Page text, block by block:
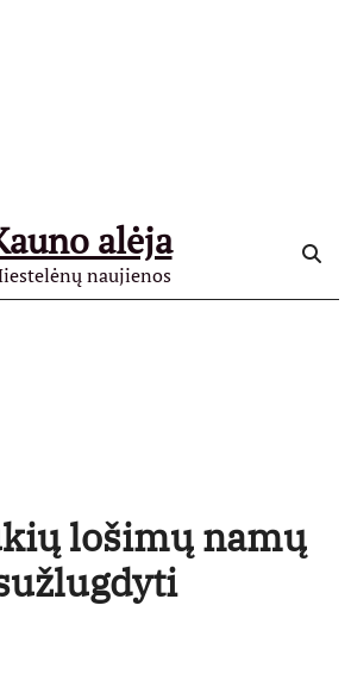
alėja
naujienos
lošimų namų